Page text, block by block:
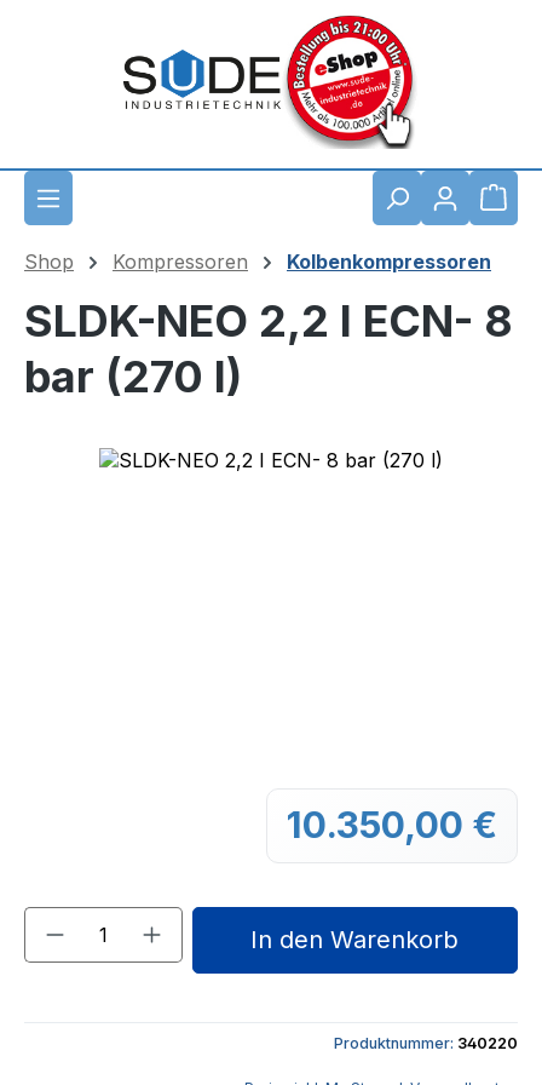
Shop Kompressoren Kolbenkompressoren
SLDK-NEO 2,2 I ECN- 8
bar (270 l)
Bildergalerie überspringen
10.350,00 €
Produkt Anzahl: Gib den gewünschten
In den Warenkorb
Produktnummer: 340220